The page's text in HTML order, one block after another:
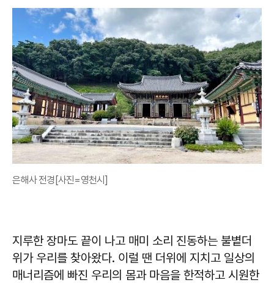
은해사 전경[사진=영천시]
지루한 장마도 끝이 나고 매미 소리 진동하는 불볕더
위가 우리를 찾아왔다. 이럴 땐 더위에 지치고 일상의
매너리즘에 빠진 우리의 몸과 마음을 한적하고 시원한